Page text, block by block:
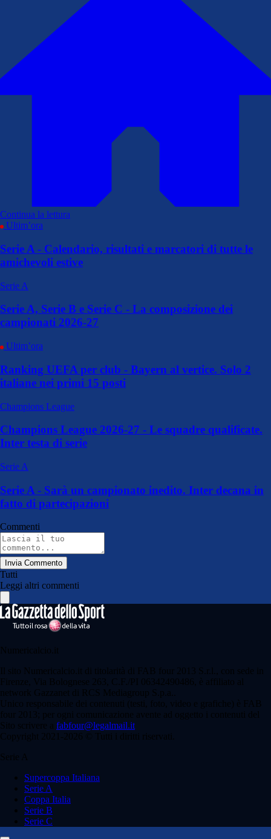
Continua la lettura
Ultim’ora
Serie A - Calendario, risultati e marcatori di tutte le
amichevoli estive
Serie A
Serie A, Serie B e Serie C - La composizione dei
campionati 2026-27
Ultim’ora
Ranking UEFA per club - Bayern al vertice. Solo 2
italiane nei primi 15 posti
Champions League
Champions League 2026-27 - Le squadre qualificate.
Inter testa di serie
Serie A
Serie A - Sarà un campionato inedito. Inter decana in
fatto di partecipazioni
Commenti
Invia Commento
Tutti
Leggi altri commenti
Numericalcio.it
Il sito Numericalcio.it di titolarità di FAB four 2013 S.r.l., con sede in
Firenze, Via Bolognese 263, C.F./PI 06342490486, è affiliato al
network Gazzanet di RCS Mediagroup S.p.a..
Unico responsabile dei contenuti (testi, foto, video e grafiche) è FAB
four 2013; per ogni comunicazione avente ad oggetto i contenuti del
Sito scrivere a fabfour@legalmail.it
Copyright 2021-2026 © Tutti i diritti riservati.
Serie A
Supercoppa Italiana
Serie A
Coppa Italia
Serie B
Serie C